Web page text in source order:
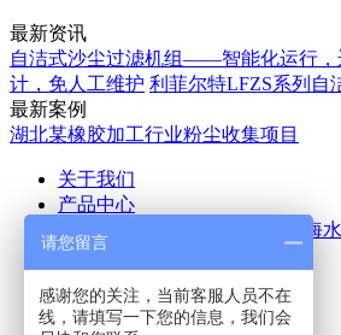
最新资讯
自洁式沙尘过滤机组——智能化运行，
计，免人工维护 利菲尔特LFZS系列
最新案例
湖北某橡胶加工行业粉尘收集项目
关于我们
产品中心
空气除尘
海
应用案例
公司新闻 行业新闻
请您留言
感谢您的关注，当前客服人员不在
线，请填写一下您的信息，我们会